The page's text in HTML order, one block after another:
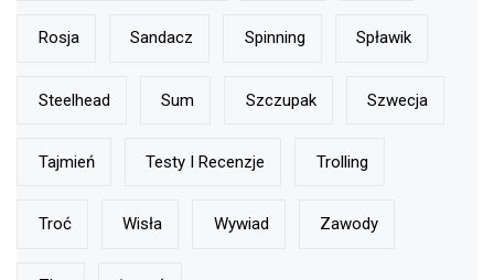
Rosja Sandacz Spinning Spławik
Steelhead Sum Szczupak Szwecja
Tajmień Testy I Recenzje Trolling
Troć Wisła Wywiad Zawody